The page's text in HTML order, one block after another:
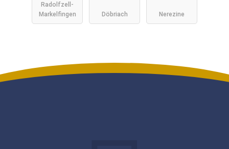
Radolfzell-
Markelfingen
Burgstaller
Döbriach Nerezine